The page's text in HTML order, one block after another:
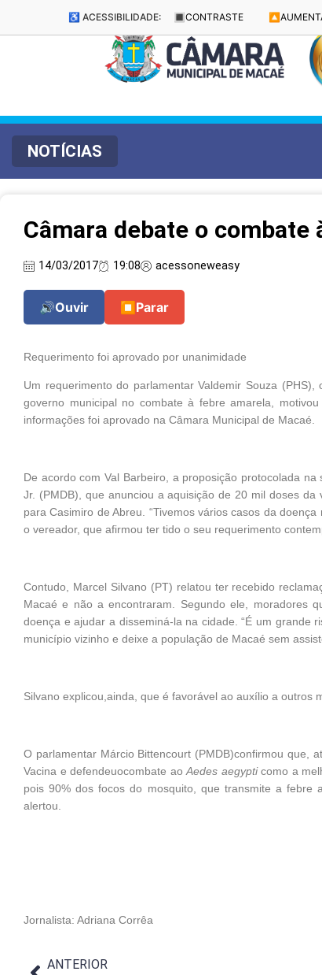
♿ ACESSIBILIDADE: 🔳 CONTRASTE 🔼
NOTÍCIAS
Câmara debate o combate
14/03/2017 19:08 acessoneweasy
🔊Ouvir ⏹ Parar
Requerimento foi aprovado por unanimidade
Um requerimento do parlamentar Valdemir Souza
governo municipal no combate à febre amarela,
informações foi aprovado na Câmara Municipal de Macaé.
De acordo com Val Barbeiro, a proposição protocolada
Jr. (PMDB), que anunciou a aquisição de 20 mil doses
para Casimiro de Abreu. “Tivemos vários casos da
o vereador, que afirmou ter tido o seu requerimento
Contudo, Marcel Silvano (PT) relatou ter recebido
Macaé e não a encontraram. Segundo ele, moradores
doença e ajudar a disseminá-la na cidade. “É um grande
município vizinho e deixe a população de Macaé sem
Silvano explicou,ainda, que é favorável ao auxílio a outros
O parlamentar Márcio Bittencourt (PMDB)confirmou que,
Vacina e defendeuocombate aoAedes aegypticomo a
pois 90% dos focos do mosquito, que transmite a febre
alertou.
Jornalista: Adriana Corrêa
ANTERIOR